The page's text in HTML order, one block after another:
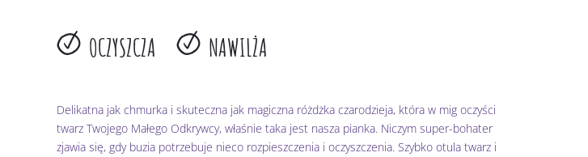
OCZYSZCZA NAWILŻA
Delikatna jak chmurka i skuteczna jak magiczna różdżka czarodzieja, która w mig oczyści
twarz Twojego Małego Odkrywcy, właśnie taka jest nasza pianka. Niczym super-bohater
zjawia się, gdy buzia potrzebuje nieco rozpieszczenia i oczyszczenia. Szybko otula twarz i